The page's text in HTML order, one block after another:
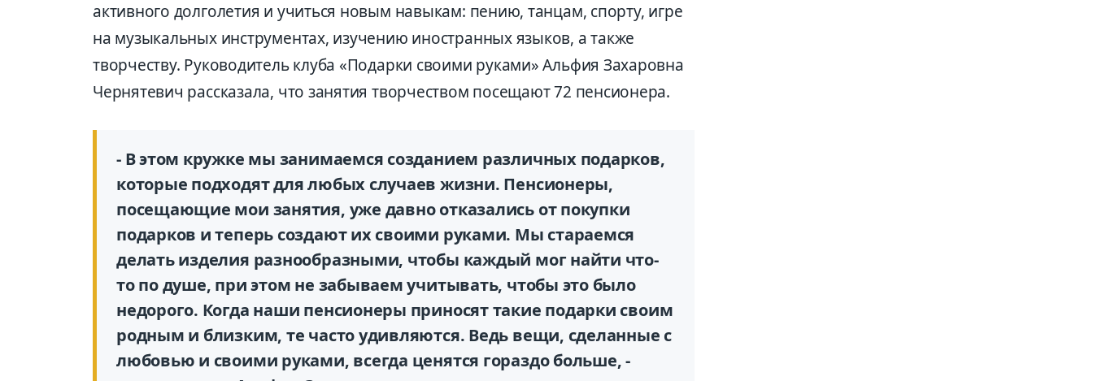
активного долголетия и учиться новым навыкам: пению, танцам, спорту, игре
на музыкальных инструментах, изучению иностранных языков, а также
творчеству. Руководитель клуба «Подарки своими руками» Альфия Захаровна
Чернятевич рассказала, что занятия творчеством посещают 72 пенсионера.
- В этом кружке мы занимаемся созданием различных подарков,
которые подходят для любых случаев жизни. Пенсионеры,
посещающие мои занятия, уже давно отказались от покупки
подарков и теперь создают их своими руками. Мы стараемся
делать изделия разнообразными, чтобы каждый мог найти что-
то по душе, при этом не забываем учитывать, чтобы это было
недорого. Когда наши пенсионеры приносят такие подарки своим
родным и близким, те часто удивляются. Ведь вещи, сделанные с
любовью и своими руками, всегда ценятся гораздо больше, -